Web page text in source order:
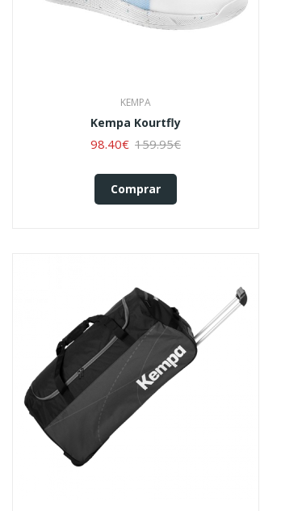
KEMPA
Kempa Kourtfly
98.40€ 159.95€
Comprar